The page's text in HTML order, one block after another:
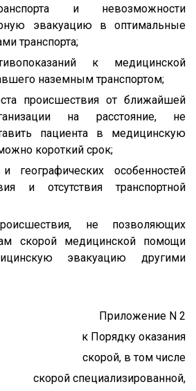
и невозможности
эвакуацию в оптимальные
транспорта;
к медицинской
наземным транспортом;
происшествия от ближайшей
на расстояние, не
пациента в медицинскую
короткий срок;
географических особенностей
и отсутствия транспортной
не позволяющих
скорой медицинской помощи
эвакуацию другими
Приложение N 2
к Порядку оказания
скорой, в том числе
скорой специализированной,